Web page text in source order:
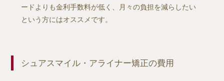
ードよりも金利手数料が低く、月々の負担を減らしたい
という方にはオススメです。
シュアスマイル・アライナー矯正の費用